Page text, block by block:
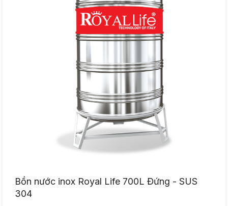
Bồn nước inox Royal Life 700L Đứng - SUS
304